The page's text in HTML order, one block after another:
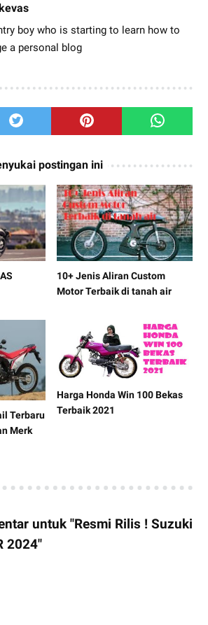
boy who is starting to learn how to
a personal blog
postingan ini
10+ Jenis Aliran Custom
Motor Terbaik di tanah air
Terbaru
Merk
Harga Honda Win 100 Bekas
Terbaik 2021
untuk "Resmi Rilis ! Suzuki
2024"